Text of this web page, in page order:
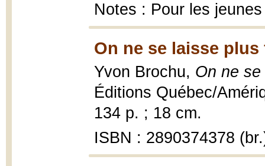
Notes : Pour les
On ne se laisse plus
Yvon Brochu, On ne
Éditions Québec/
134 p. ; 18 cm.
ISBN : 2890374378